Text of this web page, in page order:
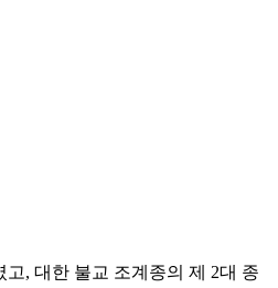
, 대한 불교 조계종의 제 2대 종